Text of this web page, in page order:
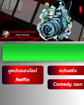
ดูหนังออนไลน์
Netflix
หนังฝรั่ง
Comedy ตลก